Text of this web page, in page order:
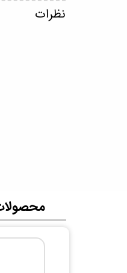
نظرات